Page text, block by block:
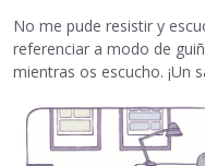
No me pude resistir y
referenciar a modo de
mientras os escucho. ¡Un